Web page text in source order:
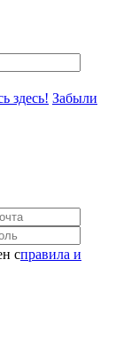
здесь! Забыли
справила и